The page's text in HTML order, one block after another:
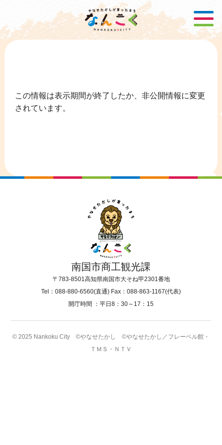
この情報は表示期間が終了したか、非公開情報に変更
されています。
南国市商工観光課
〒783-8501高知県南国市大そね甲2301番地
Tel：088-880-6560(直通) Fax：088-863-1167(代表)
開庁時間 ： 平日8：30～17：15
© 2025 Nankoku City ©やなせたかし ©やなせたかし／フレーベル館・
ＴＭＳ・ＮＴＶ